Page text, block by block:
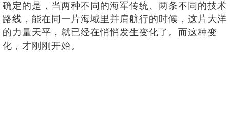
确定的是，当两种不同的海军传统、两条不同的技术
路线，能在同一片海域里并肩航行的时候，这片大洋
的力量天平，就已经在悄悄发生变化了。而这种变
化，才刚刚开始。